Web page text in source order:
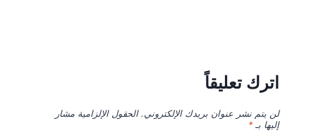
اترك تعليقاً
لن يتم نشر عنوان بريدك الإلكتروني. الحقول الإلزامية مشار
إليها بـ*